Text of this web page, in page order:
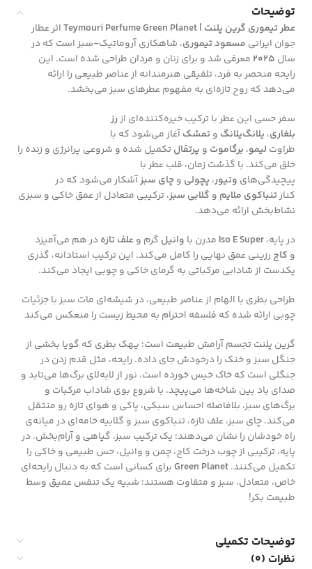
توضیحات
عطر تیموری گرین پلنت | Teymouri Perfume Green Planet
اثر عطار
جوان ایرانی مسعود تیموری، شاهکاری آروماتیک-سبز است که در
سال ۲۰۲۵ معرفی شد و برای زنان و مردان طراحی شده است. این
رایحه منحصر به فرد، تلفیقی هنرمندانه از عناصر طبیعی را ارائه
می‌دهد که روح تازه‌ای به مفهوم عطرهای سبز می‌بخشد.
سفر حسی این عطر با ترکیب خیره‌کننده‌ای ازرز
بلغاری، یلانگ‌یلانگ وتمشکآغاز می‌شود که با
طراوت لیمو، برگاموت و پرتقالتکمیل شده و شروعی پرانرژی و زنده را
خلق می‌کند. با گذشت زمان، قلب عطر با
پیچیدگی‌های وتیور، پچولی وچای سبزآشکار می‌شود که در
کنارتنباکوی ملایم و گلابی سبز، ترکیبی متعادل از عمق خاکی و سبزی
نشاط‌بخش ارائه می‌دهد.
در پایه،Iso E Super مدرن با وانیل گرم وعلف تازهدر هم می‌آمیزد
و کاج رزینی عمق نهایی را کامل می‌کند. این ترکیب استادانه، گذری
یکدست از شادابی مرکباتی به گرمای خاکی و چوبی ایجاد می‌کند.
طراحی بطری با الهام از عناصر طبیعی، در شیشه‌ای مات سبز با جزئیات
چوبی ارائه شده که فلسفه احترام به محیط زیست را منعکس می‌کند
گرین پلنت تجسم آرامش طبیعت است؛ یهک بطری که گویا بخشی از
جنگل سبز و خنک را درخودش جای داده. رایحه‌، مثل قدم زدن در
جنگلی است که خاک خیس خورده است، نور از لابه‌لای برگ‌ها می‌تابد و
صدای باد بین شاخه‌ها می‌پیچد. با شروع بوی شاداب مرکبات و
برگ‌های سبز، بلافاصله احساس سبکی، پاکی و هوای تازه رو منتقل
می‌کند. چای سبز، علف تازه، تنباکوی سبز و گلابیه خامه‌ای در میانه‌ی
راه خودشان را نشان می‌دهند؛ یک ترکیب سبز، گیاهی و آرام‌بخش. در
پایه، ترکیبی از چوب درخت کاج، چمن و وانیل، حس طبیعی و خاکی را
تکمیل می‌کنند.Green Planetبرای کسانی است که به دنبال رایحه‌ای
خاص، متعادل، سبز و متفاوت هستند؛ شبیه یک تنفس عمیق وسط
طبیعت بکر!
توضیحات تکمیلی
نظرات (0)